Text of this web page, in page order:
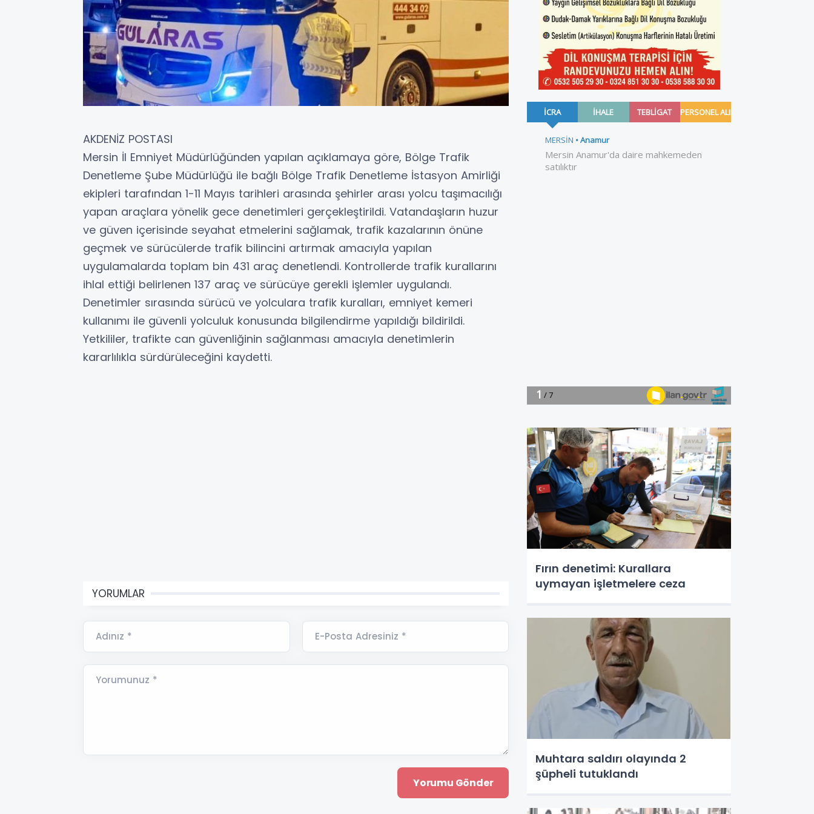
AKDENİZ POSTASI
Mersin İl Emniyet Müdürlüğünden yapılan açıklamaya göre, Bölge Trafik
Denetleme Şube Müdürlüğü ile bağlı Bölge Trafik Denetleme İstasyon Amirliği
ekipleri tarafından 1-11 Mayıs tarihleri arasında şehirler arası yolcu taşımacılığı
yapan araçlara yönelik gece denetimleri gerçekleştirildi. Vatandaşların huzur
ve güven içerisinde seyahat etmelerini sağlamak, trafik kazalarının önüne
geçmek ve sürücülerde trafik bilincini artırmak amacıyla yapılan
uygulamalarda toplam bin 431 araç denetlendi. Kontrollerde trafik kurallarını
ihlal ettiği belirlenen 137 araç ve sürücüye gerekli işlemler uygulandı.
Denetimler sırasında sürücü ve yolculara trafik kuralları, emniyet kemeri
kullanımı ile güvenli yolculuk konusunda bilgilendirme yapıldığı bildirildi.
Yetkililer, trafikte can güvenliğinin sağlanması amacıyla denetimlerin
kararlılıkla sürdürüleceğini kaydetti.
YORUMLAR
Adınız * E-Posta Adresiniz *
Yorumunuz *
Fırın denetimi: Kurallara
uymayan işletmelere ceza
Muhtara saldırı olayında 2
şüpheli tutuklandı